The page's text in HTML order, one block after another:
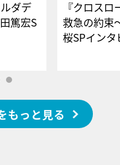
ダデ
篤宏S
ー
『クロス
救急の約束
桜SPイ
もっと見る